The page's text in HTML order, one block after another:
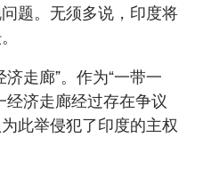
题。无须多说，印度将
走廊”。作为“一带一
经济走廊经过存在争议
此举侵犯了印度的主权